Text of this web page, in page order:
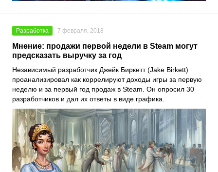
Разработка 7 февраля, 2018
Мнение: продажи первой недели в Steam могут
предсказать выручку за год
Независимый разработчик Джейк Биркетт (Jake Birkett)
проанализировал как коррелируют доходы игры за первую
неделю и за первый год продаж в Steam. Он опросил 30
разработчиков и дал их ответы в виде графика.